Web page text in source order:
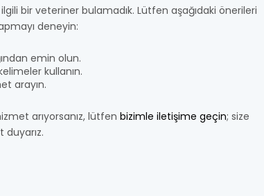
bir veteriner bulamadık. Lütfen aşağıdaki önerileri
deneyin:
emin olun.
kullanın.
arayın.
arıyorsanız, lütfen bizimle iletişime geçin; size